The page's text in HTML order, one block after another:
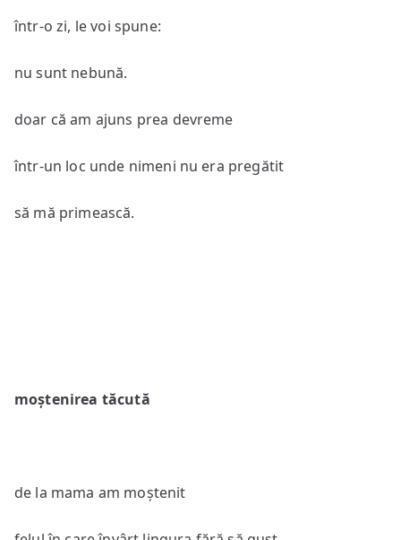
într-o zi, le voi spune:
nu sunt nebună.
doar că am ajuns prea devreme
într-un loc unde nimeni nu era pregătit
să mă primească.
moștenirea tăcută
de la mama am moștenit